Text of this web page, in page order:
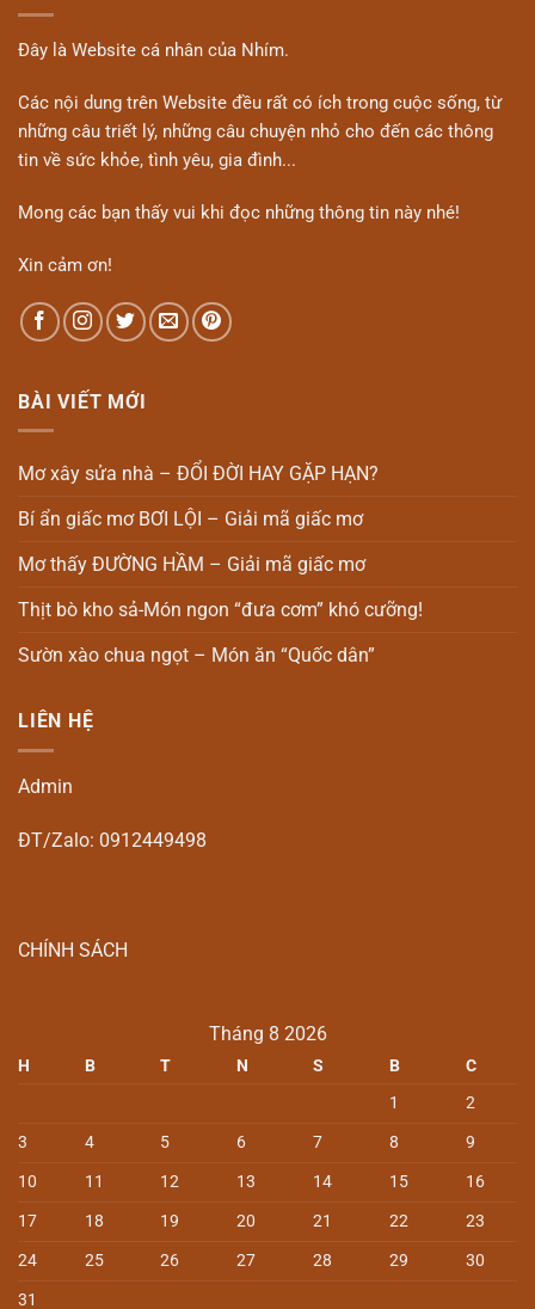
Đây là Website cá nhân của Nhím.
Các nội dung trên Website đều rất có ích trong cuộc sống, từ
những câu triết lý, những câu chuyện nhỏ cho đến các thông
tin về sức khỏe, tình yêu, gia đình...
Mong các bạn thấy vui khi đọc những thông tin này nhé!
Xin cảm ơn!
BÀI VIẾT MỚI
Mơ xây sửa nhà – ĐỔI ĐỜI HAY GẶP HẠN?
Bí ẩn giấc mơ BƠI LỘI – Giải mã giấc mơ
Mơ thấy ĐƯỜNG HẦM – Giải mã giấc mơ
Thịt bò kho sả-Món ngon “đưa cơm” khó cưỡng!
Sườn xào chua ngọt – Món ăn “Quốc dân”
LIÊN HỆ
Admin
ĐT/Zalo: 0912449498
CHÍNH SÁCH
Tháng 8 2026
H B T N S B
C
1
2
3
4 5 6 7 8
9
10
11 12 13 14 15
16
17
18 19 20 21 22
23
24
25 26 27 28 29
30
31